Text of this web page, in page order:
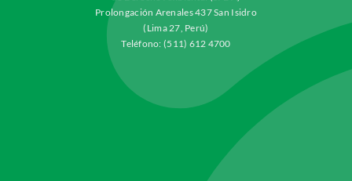
Prolongación Arenales 437 San Isidro
(Lima 27, Perú)
Teléfono: (511) 612 4700